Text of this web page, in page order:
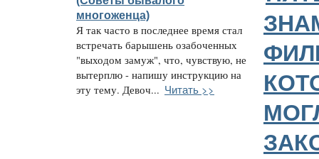
многоженца)
Я так часто в последнее время стал
встречать барышень озабоченных
"выходом замуж", что, чувствую, не
вытерплю - напишу инструкцию на
эту тему. Девоч... Читать >>